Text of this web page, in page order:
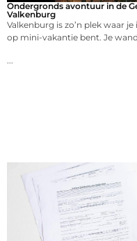
Ondergronds avontuur in de
Valkenburg
Valkenburg is zo’n plek waar
op mini-vakantie bent. Je